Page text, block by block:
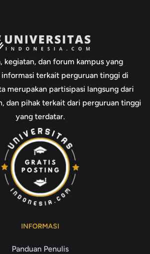
kegiatan, dan forum kampus yang
informasi terkait perguruan tinggi di
merupakan partisipasi langsung dari
dan pihak terkait dari perguruan tinggi
yang terdatar.
INFORMASI
Panduan Penulis